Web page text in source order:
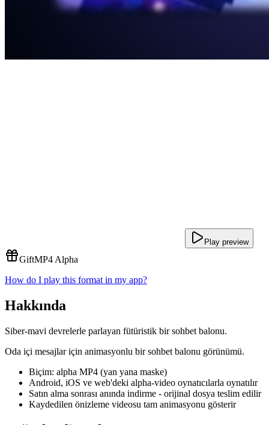
Play preview
GiftMP4 Alpha
How do I play this format in my app?
Hakkında
Siber-mavi devrelerle parlayan fütüristik bir sohbet balonu.
Oda içi mesajlar için animasyonlu bir sohbet balonu görünümü.
Biçim: alpha MP4 (yan yana maske)
Android, iOS ve web'deki alpha-video oynatıcılarla oynatılır
Satın alma sonrası anında indirme - orijinal dosya teslim edilir
Kaydedilen önizleme videosu tam animasyonu gösterir